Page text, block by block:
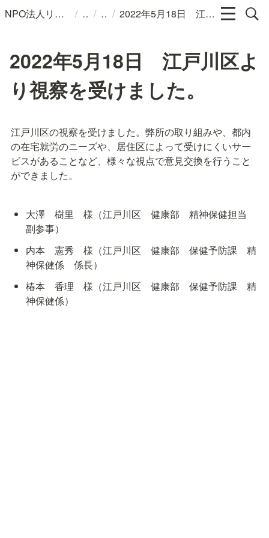
NPO法人リンパカフェ / / / 2022年5月18日 江戸川区より視察を受けました。
2022年5月18日 江戸川区よ
り視察を受けました。
江戸川区の視察を受けました。弊所の取り組みや、都内
の在宅就労のニーズや、居住区によって受けにくいサー
ビスがあることなど、様々な視点で意見交換を行うこと
ができました。
大澤　樹里　様（江戸川区　健康部　精神保健担当
副参事）
内本　憲秀　様（江戸川区　健康部　保健予防課　精
神保健係　係長）
椿本　香理　様（江戸川区　健康部　保健予防課　精
神保健係）